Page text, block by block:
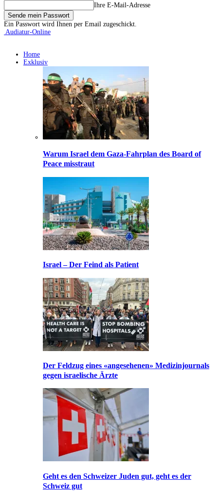
Ihre E-Mail-Adresse
Ein Passwort wird Ihnen per Email zugeschickt.
Audiatur-Online
Home
Exklusiv
Warum Israel dem Gaza-Fahrplan des Board of
Peace misstraut
Israel – Der Feind als Patient
Der Feldzug eines «angesehenen» Medizinjournals
gegen israelische Ärzte
Geht es den Schweizer Juden gut, geht es der
Schweiz gut